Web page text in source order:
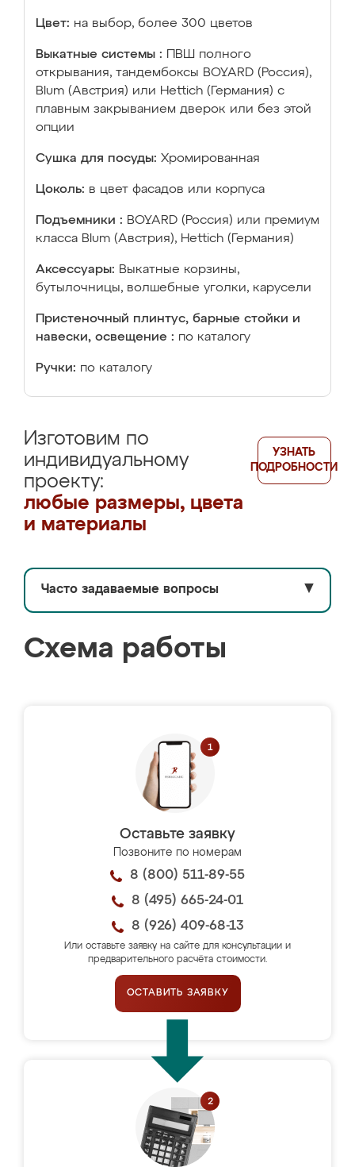
Цвет: на выбор, более 300 цветов
Выкатные системы :
ПВШ полного
открывания, тандембоксы BOYARD (Россия),
Blum (Австрия) или Hettich (Германия) с
плавным закрыванием дверок или без этой
опции
Сушка для посуды: Хромированная
Цоколь: в цвет фасадов или корпуса
Подъемники : BOYARD (Россия) или премиум
класса Blum (Австрия), Hettich (Германия)
Аксессуары: Выкатные корзины,
бутылочницы, волшебные уголки, карусели
Пристеночный плинтус, барные стойки и
навески, освещение : по каталогу
Ручки: по каталогу
Изготовим по
индивидуальному
проекту:
любые размеры, цвета
и материалы
УЗНАТЬ
ПОДРОБНОСТИ
Часто задаваемые вопросы ▼
Схема работы
Оставьте заявку
Позвоните по номерам
8 (800) 511-89-55
8 (495) 665-24-01
8 (926) 409-68-13
Или оставьте заявку на сайте для консультации и
предварительного расчёта стоимости.
ОСТАВИТЬ ЗАЯВКУ